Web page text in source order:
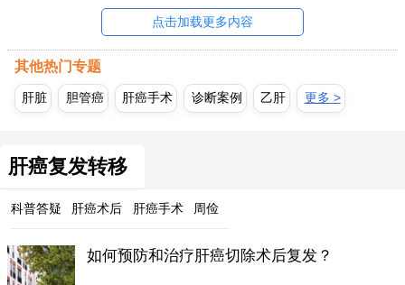
点击加载更多内容
其他热门专题
肝脏 胆管癌 肝癌手术 诊断案例 乙肝 更多 >
肝癌复发转移
科普答疑 肝癌术后 肝癌手术 周俭
如何预防和治疗肝癌切除术后复发？